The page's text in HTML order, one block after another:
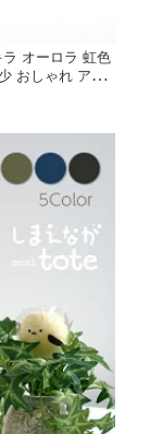
オーロラ 虹色
おしゃれ アク